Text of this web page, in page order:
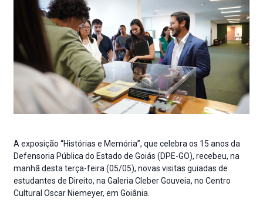
A exposição “Histórias e Memória”, que celebra os 15 anos da
Defensoria Pública do Estado de Goiás (DPE-GO), recebeu, na
manhã desta terça-feira (05/05), novas visitas guiadas de
estudantes de Direito, na Galeria Cleber Gouveia, no Centro
Cultural Oscar Niemeyer, em Goiânia.